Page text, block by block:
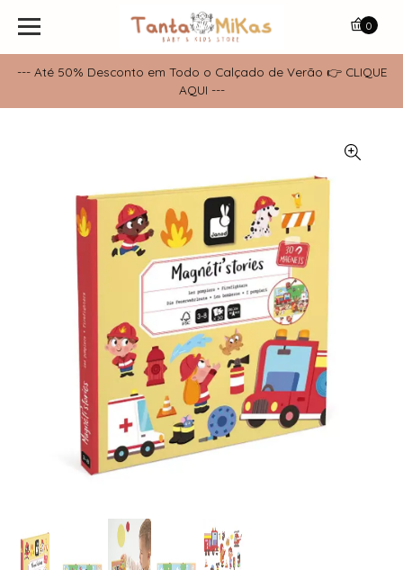
--- Até 50% Desconto em Todo o Calçado de Verão 👉 CLIQUE
AQUI ---
0